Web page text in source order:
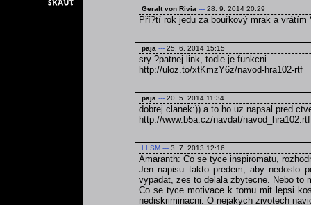
Geralt von Rivia --- 28. 9. 2014 20:29
Pří?tí rok jedu za bouřkový mrak a
paja --- 25. 6. 2014 15:15
sry ?patnej link, todle je funkcni
http://uloz.to/xtKmzY6z/navod-hra102-rtf
paja --- 20. 5. 2014 11:34
dobrej clanek:)) a to ho uz napsal pred
http://www.b5a.cz/navdat/navod_hra102.rtf
LLSM --- 3. 7. 2013 12:16
Amaranth: Co se tyce inspiromatu,
Jen napisu takto predem, aby nedoslo
vypadat, zes to delala zbytecne. Nebo to
Co se tyce motivace k tomu mit lepsi
nediskriminacni. O nejakych zivotech